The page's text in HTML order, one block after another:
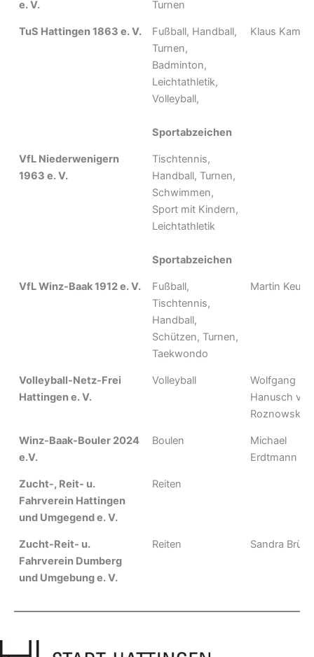
e. V.
Turnen
TuS Hattingen 1863 e. V.
Fußball, Handball,
Turnen,
Badminton,
Leichtathletik,
Volleyball,
Sportabzeichen
Klaus
VfL Niederwenigern
1963 e. V.
Tischtennis,
Handball, Turnen,
Schwimmen,
Sport mit Kindern,
Leichtathletik
Sportabzeichen
VfL Winz-Baak 1912 e. V.
Fußball,
Tischtennis,
Handball,
Schützen, Turnen,
Taekwondo
Martin
Volleyball-Netz-Frei
Hattingen e. V.
Volleyball
Wolfgang
Hanusch von
Roznowski
Winz-Baak-Bouler 2024
e.V.
Boulen
Michael
Erdtmann
Zucht-, Reit- u.
Fahrverein Hattingen
und Umgegend e. V.
Reiten
Zucht-Reit- u.
Fahrverein Dumberg
und Umgebung e. V.
Reiten Sandra Brück